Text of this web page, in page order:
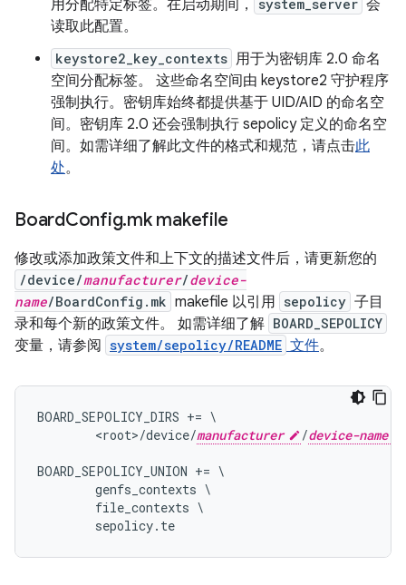
用分配特定标签。在启动期间，
system_server 会
读取此配置。
keystore2_key_contexts 用于为密钥库 2.0 命名
空间分配标签。 这些命名空间由 keystore2 守护程序
强制执行。密钥库始终都提供基于 UID/AID 的命名空
间。密钥库 2.0 还会强制执行 sepolicy 定义的命名空
间。如需详细了解此文件的格式和规范，请点击此
处。
BoardConfig.mk makefile
修改或添加政策文件和上下文的描述文件后，请更新您的
/device/manufacturer/device-
name/BoardConfig.mk makefile 以引用 sepolicy 子目
录和每个新的政策文件。 如需详细了解 BOARD_SEPOLICY
变量，请参阅 system/sepolicy/README 文件。
BOARD_SEPOLICY_DIRS += \
        <root>/device/
manufacturer /device-name
BOARD_SEPOLICY_UNION += \
        genfs_contexts \
        file_contexts \